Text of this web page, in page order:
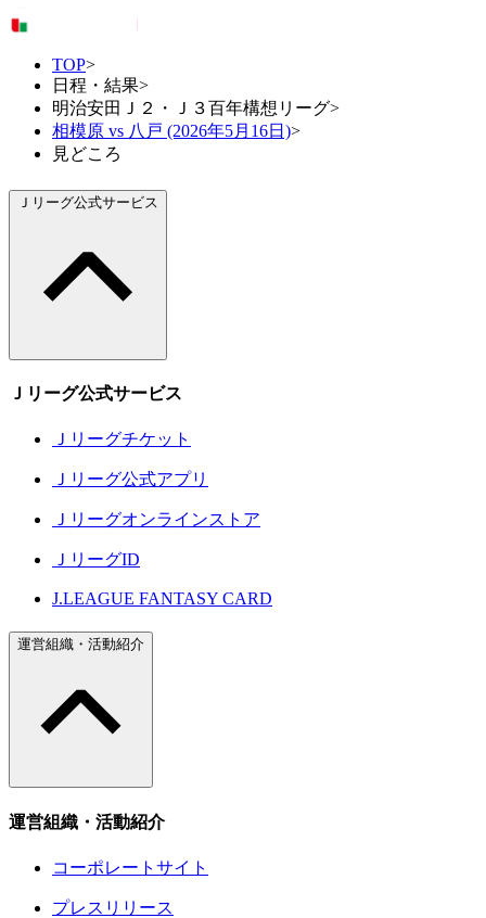
TOP>
日程・結果>
明治安田Ｊ２・Ｊ３百年構想リーグ>
相模原 vs 八戸 (2026年5月16日)>
見どころ
Ｊリーグ公式サービス
Ｊリーグ公式サービス
Ｊリーグチケット
Ｊリーグ公式アプリ
Ｊリーグオンラインストア
ＪリーグID
J.LEAGUE FANTASY CARD
運営組織・活動紹介
運営組織・活動紹介
コーポレートサイト
プレスリリース